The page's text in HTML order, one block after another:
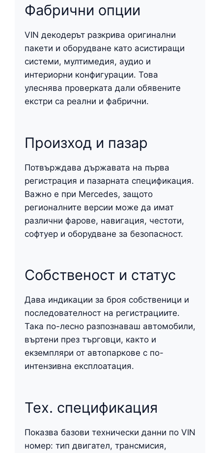
Фабрични опции
VIN декодерът разкрива оригинални
пакети и оборудване като асистиращи
системи, мултимедия, аудио и
интериорни конфигурации. Това
улеснява проверката дали обявените
екстри са реални и фабрични.
Произход и пазар
Потвърждава държавата на първа
регистрация и пазарната спецификация.
Важно е при Mercedes, защото
регионалните версии може да имат
различни фарове, навигация, честоти,
софтуер и оборудване за безопасност.
Собственост и статус
Дава индикации за броя собственици и
последователност на регистрациите.
Така по-лесно разпознаваш автомобили,
въртени през търговци, както и
екземпляри от автопаркове с по-
интензивна експлоатация.
Тех. спецификация
Показва базови технически данни по VIN
номер: тип двигател, трансмисия,